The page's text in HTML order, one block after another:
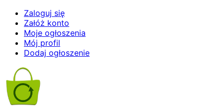
Zaloguj się
Załóż konto
Moje ogłoszenia
Mój profil
Dodaj ogłoszenie